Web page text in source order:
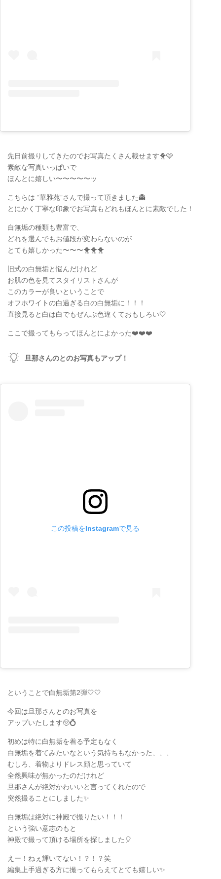
先日前撮りしてきたのでお写真たくさん載せます🐥🩷
素敵な写真いっぱいで
ほんとに嬉しい〜〜〜〜〜ッ
こちらは “華雅苑”さんで撮って頂きました👻
とにかく丁寧な印象でお写真もどれもほんとに素敵でした！
白無垢の種類も豊富で、
どれを選んでもお値段が変わらないのが
とても嬉しかった〜〜〜🐥🐥🐥
旧式の白無垢と悩んだけれど
お肌の色を見てスタイリストさんが
このカラーが良いということで
オフホワイトの白過ぎる白の白無垢に！！！
直接見ると白は白でもぜんぶ色違くておもしろい🤍
ここで撮ってもらってほんとによかった❤️❤️❤️
旦那さんのとのお写真もアップ！
この投稿をInstagramで見る
ということで白無垢第2弾🤍🤍
今回は旦那さんとのお写真を
アップいたします🥺💍
初めは特に白無垢を着る予定もなく
白無垢を着てみたいなという気持ちもなかった、、、
むしろ、着物よりドレス顔と思っていて
全然興味が無かったのだけれど
旦那さんが絶対かわいいと言ってくれたので
突然撮ることにしました✨
白無垢は絶対に神殿で撮りたい！！！
という強い意志のもと
神殿で撮って頂ける場所を探しました🎈
えー！ねぇ輝いてない！？！？笑
編集上手過ぎる方に撮ってもらえてとても嬉しい✨